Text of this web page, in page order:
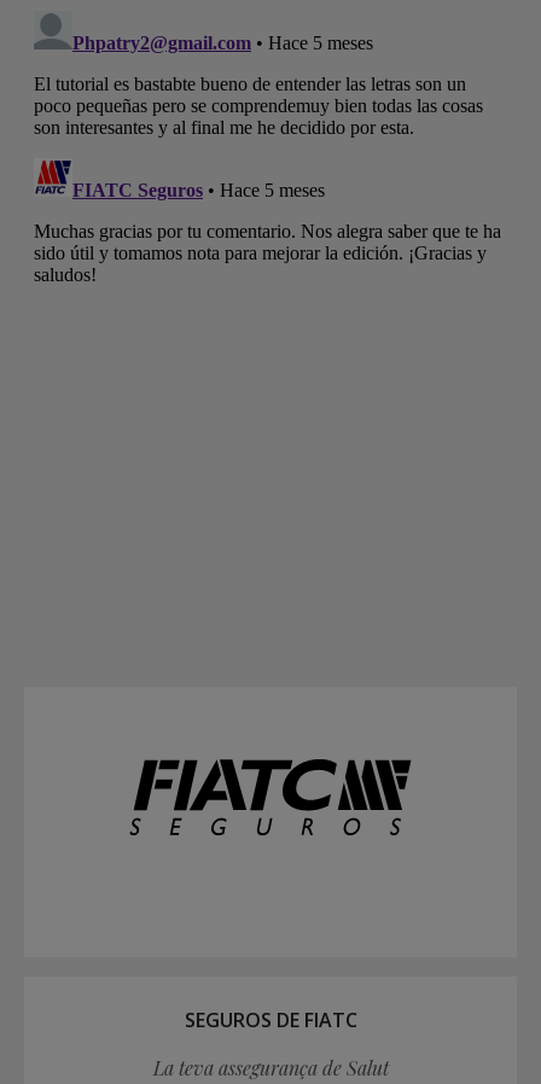
SEGUROS DE FIATC
La teva assegurança de Salut